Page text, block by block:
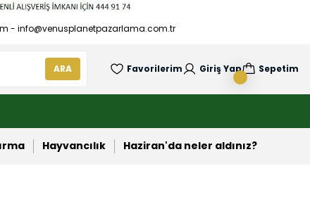
- info@venusplanetpazarlama.com.tr
ARA Favorilerim Giriş Yap Sepetim
Hayvancılık Haziran'da neler aldınız?